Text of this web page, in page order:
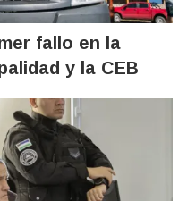
fallo en la
y la CEB